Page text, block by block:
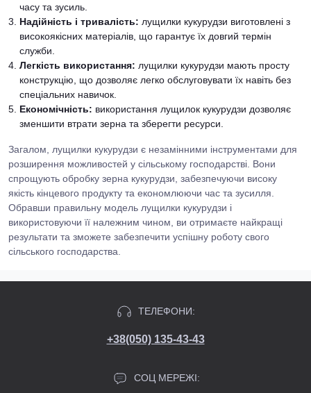
часу та зусиль.
Надійність і тривалість: лущилки кукурудзи виготовлені з
високоякісних матеріалів, що гарантує їх довгий термін
служби.
Легкість використання: лущилки кукурудзи мають просту
конструкцію, що дозволяє легко обслуговувати їх навіть без
спеціальних навичок.
Економічність: використання лущилок кукурудзи дозволяє
зменшити втрати зерна та зберегти ресурси.
Загалом, лущилки кукурудзи є незамінними інструментами для
розширення можливостей у сільському господарстві. Вони
спрощують обробку зерна кукурудзи, забезпечуючи високу
якість кінцевого продукту та економлюючи час та зусилля.
Обравши правильну модель лущилки кукурудзи і
використовуючи її належним чином, ви отримаєте найкращі
результати та зможете забезпечити успішну роботу свого
сільського господарства.
ТЕЛЕФОНИ:
+38(050) 135-43-43
СОЦ МЕРЕЖІ: